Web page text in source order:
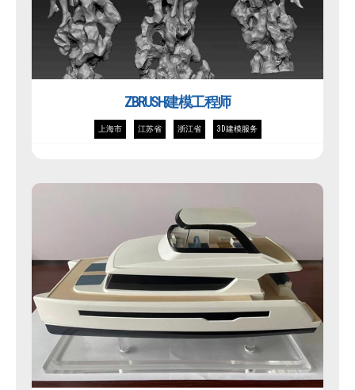
ZBRUSH建模工程师
上海市 江苏省 浙江省 3D建模服务